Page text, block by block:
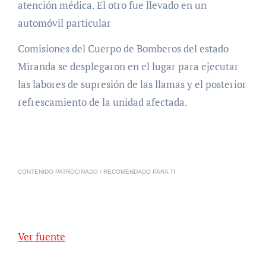
atención médica. El otro fue llevado en un
automóvil particular
Comisiones del Cuerpo de Bomberos del estado
Miranda se desplegaron en el lugar para ejecutar
las labores de supresión de las llamas y el posterior
refrescamiento de la unidad afectada.
CONTENIDO PATROCINADO / RECOMENDADO PARA TI
Ver fuente